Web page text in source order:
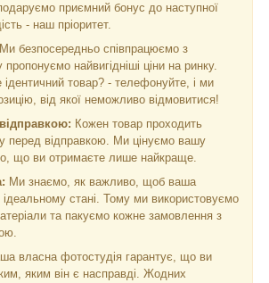
приємний бонус до наступної
- наш пріоритет.
Ми безпосередньо співпрацюємо з
найвигідніші ціни на ринку.
товар? - телефонуйте, і ми
від якої неможливо відмовитися!
Кожен товар проходить
перед відправкою. Ми цінуємо вашу
що ви отримаєте лише найкраще.
Ми знаємо, як важливо, щоб ваша
стані. Тому ми використовуємо
та пакуємо кожне замовлення з
власна фотостудія гарантує, що ви
яким він є насправді. Жодних